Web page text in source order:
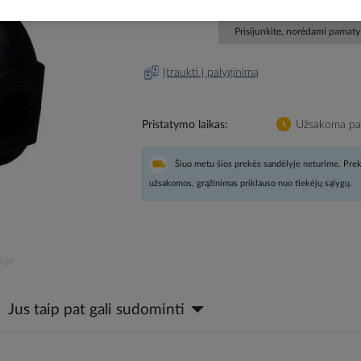
Prisijunkite, norėdami
Įtraukti į palyginimą
Pristatymo laikas Užsakoma
Šiuo metu šios prekės sandėlyje neturime.
užsakomos, grąžinimas priklauso nuo tiekėjų sąlygų.
Jus taip pat gali sudominti